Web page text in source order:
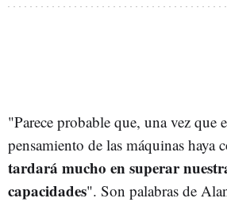
"Parece probable que, una vez que
pensamiento de las máquinas haya
tardará mucho en superar
capacidades". Son palabras de